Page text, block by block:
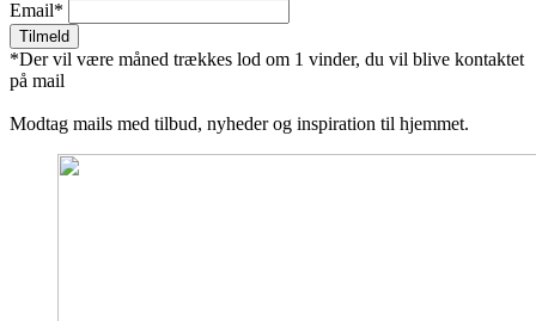
Email*
Tilmeld
*Der vil være måned trækkes lod om 1 vinder, du vil blive kontaktet
på mail
Modtag mails med tilbud, nyheder og inspiration til hjemmet.